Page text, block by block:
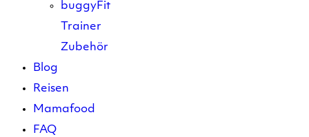
buggyFit
Trainer
Zubehör
Blog
Reisen
Mamafood
FAQ